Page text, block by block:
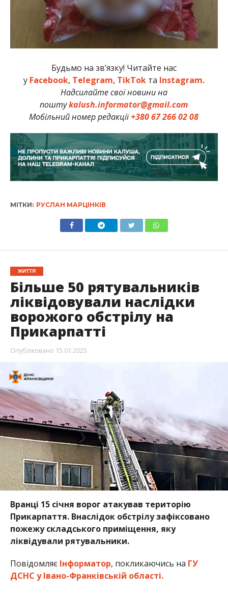
Будьмо на зв’язку! Читайте нас
у Facebook, Telegram, TikTokта Instagram.
Надсилайте свої новини на
поштуkalush.informator@gmail.com
Мобільний номер редакції+380 67 266 02 08
МІТКИ: РУСЛАН МАРЦІНКІВ
ЖИТТЯ
Більше 50 рятувальників
ліквідовували наслідки
ворожого обстрілу на
Прикарпатті
Опубліковано 15.01.2025
Вранці 15 січня ворог атакував територію
Прикарпаття. Внаслідок обстрілу зафіксовано
пожежу складського приміщення, яку
ліквідували рятувальники.
Повідомляє Інформатор, покликаючись на ГУ
ДСНС у Івано-Франківській області.